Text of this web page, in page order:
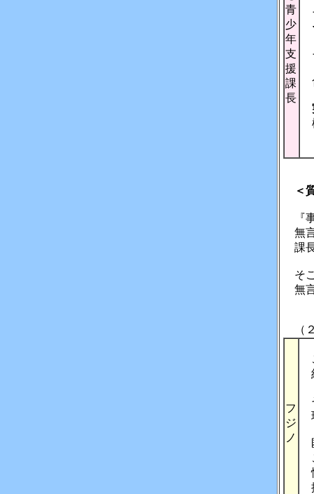
青
少
年
支
援
課
長
＜
『事
無
課長
そこ
無言
（２
フ
ジ
ノ